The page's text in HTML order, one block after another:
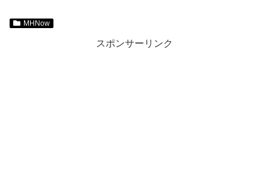
MHNow
スポンサーリンク